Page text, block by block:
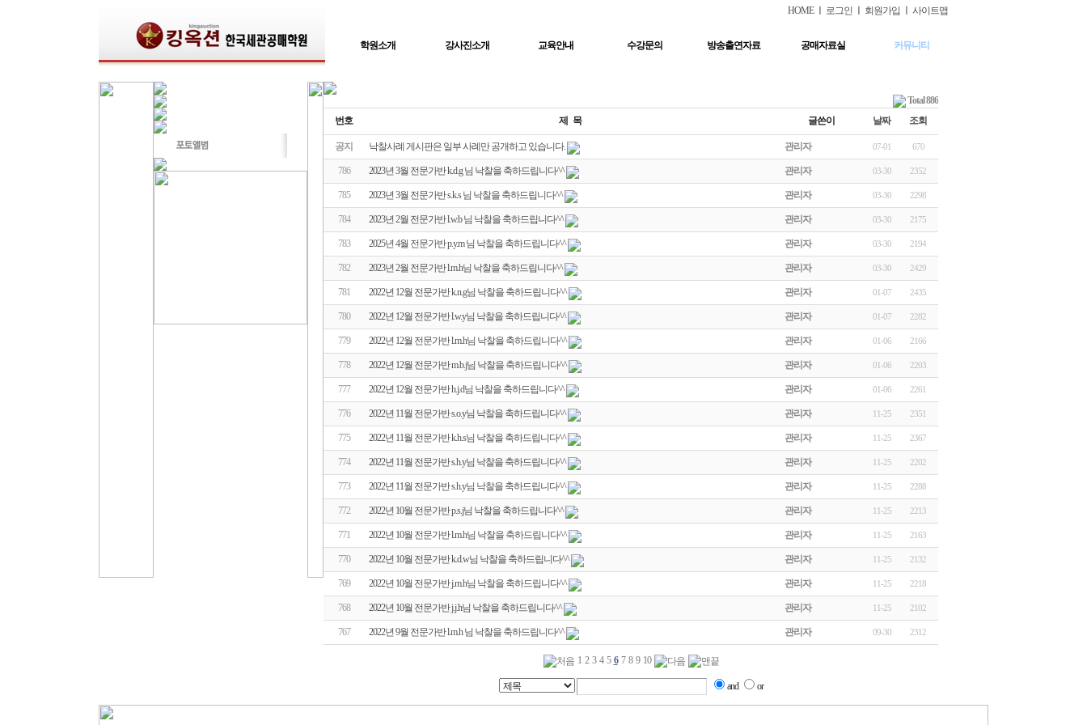
HOMEㅣ 로그인 회원가입 사이트맵
학원소개 강사진소개 교육안내 수강문의 방송출연자료 공매자료실 커뮤니티
Total 886
번호
제 목 글쓴이 날짜 조회
공지 낙찰사례 게시판은 일부 사례만 공개하고 있습니다. 관리자 07-01 670
786 2023년 3월 전문가반 k.d.g 님 낙찰을 축하드립니다^^ 관리자 03-30 2352
785 2023년 3월 전문가반 s.k.s 님 낙찰을 축하드립니다^^ 관리자 03-30 2298
784 2023년 2월 전문가반 l.w.b 님 낙찰을 축하드립니다^^ 관리자 03-30 2175
783 2025년 4월 전문가반 p.y.m 님 낙찰을 축하드립니다^^ 관리자 03-30 2194
782 2023년 2월 전문가반 l.m.h님 낙찰을 축하드립니다^^ 관리자 03-30 2429
781 2022년 12월 전문가반 k.n.g님 낙찰을 축하드립니다^^ 관리자 01-07 2435
780 2022년 12월 전문가반 l.w.y님 낙찰을 축하드립니다^^ 관리자 01-07 2282
779 2022년 12월 전문가반 l.m.h님 낙찰을 축하드립니다^^ 관리자 01-06 2166
778 2022년 12월 전문가반 m.b.j님 낙찰을 축하드립니다^^ 관리자 01-06 2203
777 2022년 12월 전문가반 h.j.d님 낙찰을 축하드립니다^^ 관리자 01-06 2261
776 2022년 11월 전문가반 s.o.y님 낙찰을 축하드립니다^^ 관리자 11-25 2351
775 2022년 11월 전문가반 k.h.s님 낙찰을 축하드립니다^^ 관리자 11-25 2367
774 2022년 11월 전문가반 s.h.y님 낙찰을 축하드립니다^^ 관리자 11-25 2202
773 2022년 11월 전문가반 s.h.y님 낙찰을 축하드립니다^^ 관리자 11-25 2288
772 2022년 10월 전문가반 p.s.j님 낙찰을 축하드립니다^^ 관리자 11-25 2213
771 2022년 10월 전문가반 l.m.h님 낙찰을 축하드립니다^^ 관리자 11-25 2163
770 2022년 10월 전문가반 k.d.w님 낙찰을 축하드립니다^^ 관리자 11-25 2132
769 2022년 10월 전문가반 j.m.h님 낙찰을 축하드립니다^^ 관리자 11-25 2218
768 2022년 10월 전문가반 j.j.h님 낙찰을 축하드립니다^^ 관리자 11-25 2102
767 2022년 9월 전문가반 l.m.h 님 낙찰을 축하드립니다^^ 관리자 09-30 2312
1 2 3 4 5 6 7 8 9 10
and or